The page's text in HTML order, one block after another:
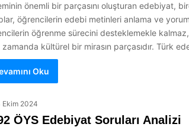
önemli bir parçasını oluşturan edebiyat,
öğrencilerin edebi metinleri anlama ve
öğrenme sürecini desteklemekle
zamanda kültürel bir mirasın parçasıdır. Türk
Oku
Ekim 2024
ÖYS Edebiyat Soruları Analizi